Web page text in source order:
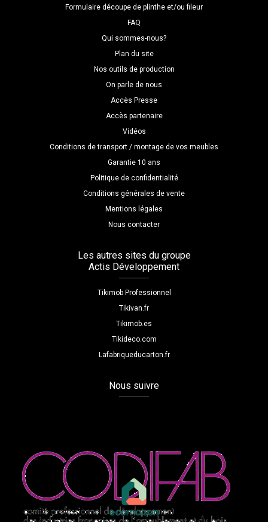
Formulaire découpe de plinthe et/ou fileur
FAQ
Qui sommes-nous?
Plan du site
Nos outils de production
On parle de nous
Accès Presse
Accès partenaire
Vidéos
Conditions de transport / montage de vos meubles
Garantie 10 ans
Politique de confidentialité
Conditions générales de vente
Mentions légales
Nous contacter
Les autres sites du groupe
Actis Développement
Tikimob Professionnel
Tikivan.fr
Tikimob.es
Tikideco.com
Lafabriqueducarton.fr
Nous suivre